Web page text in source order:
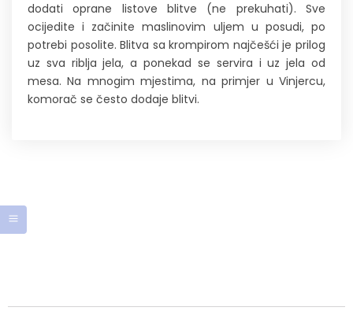
dodati oprane listove blitve (ne prekuhati). Sve
ocijedite i začinite maslinovim uljem u posudi, po
potrebi posolite. Blitva sa krompirom najčešći je prilog
uz sva riblja jela, a ponekad se servira i uz jela od
mesa. Na mnogim mjestima, na primjer u Vinjercu,
komorač se često dodaje blitvi.